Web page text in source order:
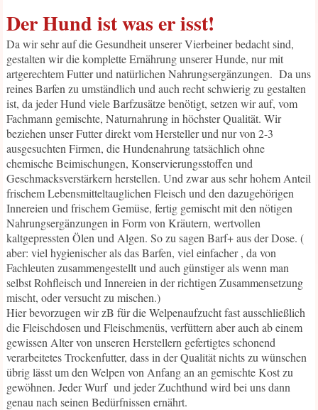
Der Hund ist was er isst!
Da wir sehr auf die Gesundheit unserer Vierbeiner bedacht sind,
gestalten wir die komplette Ernährung unserer Hunde, nur mit
artgerechtem Futter und natürlichen Nahrungsergänzungen. Da uns
reines Barfen zu umständlich und auch recht schwierig zu gestalten
ist, da jeder Hund viele Barfzusätze benötigt, setzen wir auf, vom
Fachmann gemischte, Naturnahrung in höchster Qualität. Wir
beziehen unser Futter direkt vom Hersteller und nur von 2-3
ausgesuchten Firmen, die Hundenahrung tatsächlich ohne
chemische Beimischungen, Konservierungsstoffen und
Geschmacksverstärkern herstellen. Und zwar aus sehr hohem Anteil
frischem Lebensmitteltauglichen Fleisch und den dazugehörigen
Innereien und frischem Gemüse, fertig gemischt mit den nötigen
Nahrungsergänzungen in Form von Kräutern, wertvollen
kaltgepressten Ölen und Algen. So zu sagen Barf+ aus der Dose. (
aber: viel hygienischer als das Barfen, viel einfacher , da von
Fachleuten zusammengestellt und auch günstiger als wenn man
selbst Rohfleisch und Innereien in der richtigen Zusammensetzung
mischt, oder versucht zu mischen.)
Hier bevorzugen wir zB für die Welpenaufzucht fast ausschließlich
die Fleischdosen und Fleischmenüs, verfüttern aber auch ab einem
gewissen Alter von unseren Herstellern gefertigtes schonend
verarbeitetes Trockenfutter, dass in der Qualität nichts zu wünschen
übrig lässt um den Welpen von Anfang an an gemischte Kost zu
gewöhnen. Jeder Wurf und jeder Zuchthund wird bei uns dann
genau nach seinen Bedürfnissen ernährt.